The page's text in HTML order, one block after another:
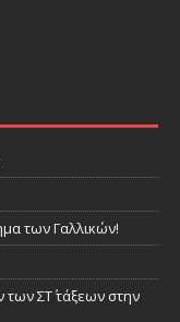
των Γαλλικών!
ΣΤ΄ τάξεων στην